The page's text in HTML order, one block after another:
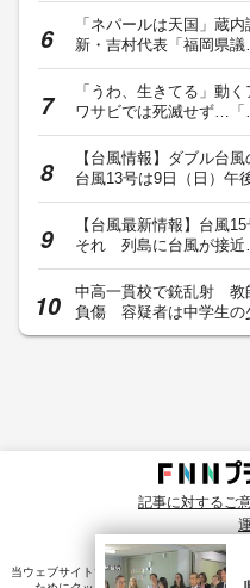
「ネパールは天国」蔵
新・吉村代表「福岡県
「うわ、生きてる」動
ワサビでは死滅せず…
【台風情報】ダブル台
台風13号は9日（日）午
【台風最新情報】台風
それ 列島に台風が接
中高一貫校で銃乱射 教
負傷 容疑者は中学生
記事に対するご
© Fuji News
当ウェブサイトでは、ユーザのニーズ・興